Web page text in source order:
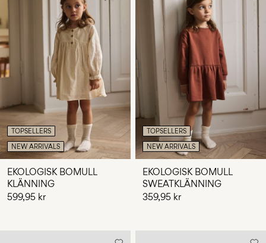
TOPSELLERS
NEW ARRIVALS
EKOLOGISK BOMULL
KLÄNNING
599,95 kr
TOPSELLERS
NEW ARRIVALS
EKOLOGISK BOMULL
SWEATKLÄNNING
359,95 kr